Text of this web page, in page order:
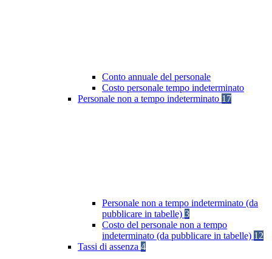
Conto annuale del personale
Costo personale tempo indeterminato
Personale non a tempo indeterminato 17
Personale non a tempo indeterminato (da
pubblicare in tabelle) 3
Costo del personale non a tempo
indeterminato (da pubblicare in tabelle) 12
Tassi di assenza 4